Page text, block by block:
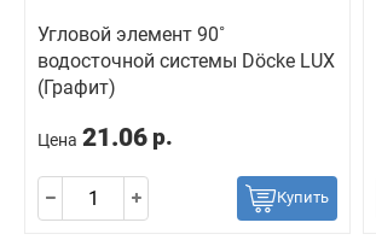
Угловой элемент 90˚
водосточной системы Döcke LUX
(Графит)
Цена 21.06 р.
Купить